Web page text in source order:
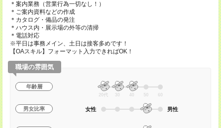
＊案内業務（営業行為一切なし！）
＊ご案内資料などの作成
＊カタログ・備品の発注
＊ハウス内・展示場の外等の清掃
＊電話対応
※平日は事務メイン、土日は接客多めです！
【OAスキル】フォーマット入力できればOK！
職場の雰囲気
年齢層
20代 30 40 50 60
男女比率 女性 男性